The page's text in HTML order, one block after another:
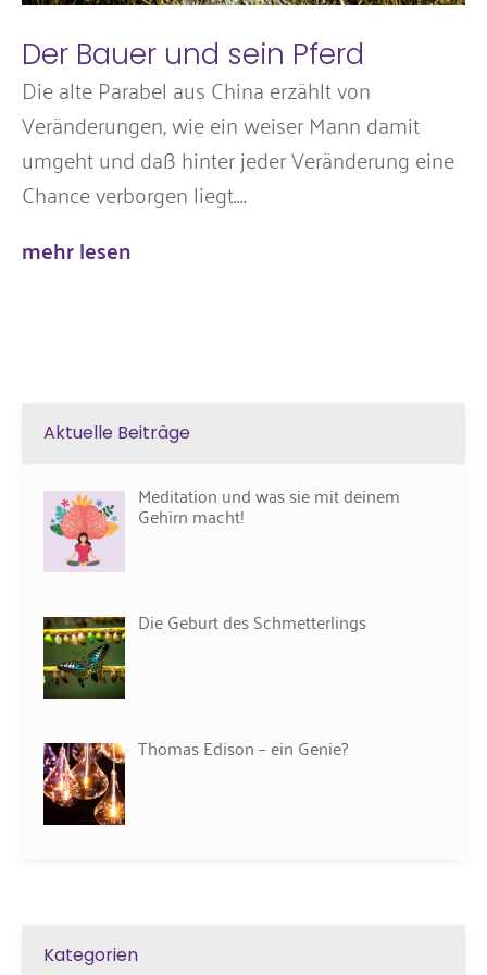
Der Bauer und sein Pferd
Die alte Parabel aus China erzählt von
Veränderungen, wie ein weiser Mann damit
umgeht und daß hinter jeder Veränderung eine
Chance verborgen liegt....
mehr lesen
Aktuelle Beiträge
Meditation und was sie mit deinem
Gehirn macht!
Die Geburt des Schmetterlings
Thomas Edison – ein Genie?
Kategorien